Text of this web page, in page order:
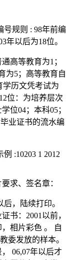
规则 : 98年前编
年以后为18位。
高等教育为1；
为5；高等教育自
学历文凭考试为
位：为培养层次
位04；本科05；
业证书的流水编
:10203 1 2012
求、签名章：
，陆续打印。
书：2001以前，
相片彩色 。 自
委发放的样本。
06,07年以后才